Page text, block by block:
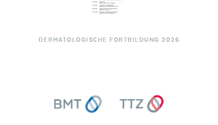
DERMATOLOGISCHE FORTBILDUNG 2026